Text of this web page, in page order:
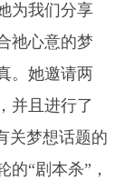
为我们分享
祂心意的梦
。她邀请两
并且进行了
关梦想话题的
“剧本杀”，